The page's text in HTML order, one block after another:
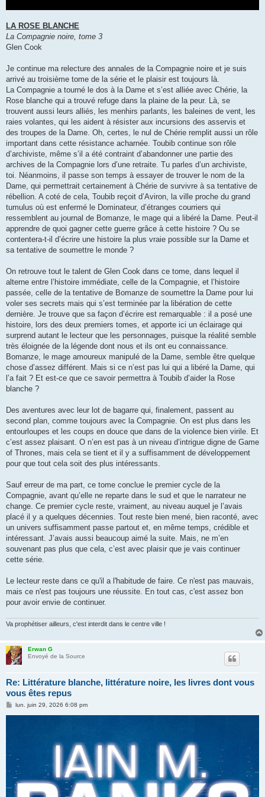
LA ROSE BLANCHE
La Compagnie noire, tome 3
Glen Cook
Je continue ma relecture des annales de la Compagnie noire et je suis
arrivé au troisième tome de la série et le plaisir est toujours là.
La Compagnie a tourné le dos à la Dame et s’est alliée avec Chérie, la
Rose blanche qui a trouvé refuge dans la plaine de la peur. Là, se
trouvent aussi leurs alliés, les menhirs parlants, les baleines de vent, les
raies volantes, qui les aident à résister aux incursions des asservis et
des troupes de la Dame. Oh, certes, le nul de Chérie remplit aussi un rôle
important dans cette résistance acharnée. Toubib continue son rôle
d’archiviste, même s’il a été contraint d’abandonner une partie des
archives de la Compagnie lors d’une retraite. Tu parles d’un archiviste,
toi. Néanmoins, il passe son temps à essayer de trouver le nom de la
Dame, qui permettrait certainement à Chérie de survivre à sa tentative de
rébellion. A coté de cela, Toubib reçoit d’Aviron, la ville proche du grand
tumulus où est enfermé le Dominateur, d’étranges courriers qui
ressemblent au journal de Bomanze, le mage qui a libéré la Dame. Peut-il
apprendre de quoi gagner cette guerre grâce à cette histoire ? Ou se
contentera-t-il d’écrire une histoire la plus vraie possible sur la Dame et
sa tentative de soumettre le monde ?
On retrouve tout le talent de Glen Cook dans ce tome, dans lequel il
alterne entre l’histoire immédiate, celle de la Compagnie, et l’histoire
passée, celle de la tentative de Bomanze de soumettre la Dame pour lui
voler ses secrets mais qui s’est terminée par la libération de cette
dernière. Je trouve que sa façon d’écrire est remarquable : il a posé une
histoire, lors des deux premiers tomes, et apporte ici un éclairage qui
surprend autant le lecteur que les personnages, puisque la réalité semble
très éloignée de la légende dont nous et ils ont eu connaissance.
Bomanze, le mage amoureux manipulé de la Dame, semble être quelque
chose d’assez différent. Mais si ce n’est pas lui qui a libéré la Dame, qui
l’a fait ? Et est-ce que ce savoir permettra à Toubib d’aider la Rose
blanche ?
Des aventures avec leur lot de bagarre qui, finalement, passent au
second plan, comme toujours avec la Compagnie. On est plus dans les
entourloupes et les coups en douce que dans de la violence bien virile. Et
c’est assez plaisant. O n’en est pas à un niveau d’intrigue digne de Game
of Thrones, mais cela se tient et il y a suffisamment de développement
pour que tout cela soit des plus intéressants.
Sauf erreur de ma part, ce tome conclue le premier cycle de la
Compagnie, avant qu’elle ne reparte dans le sud et que le narrateur ne
change. Ce premier cycle reste, vraiment, au niveau auquel je l’avais
placé il y a quelques décennies. Tout reste bien mené, bien raconté, avec
un univers suffisamment passe partout et, en même temps, crédible et
intéressant. J’avais aussi beaucoup aimé la suite. Mais, ne m’en
souvenant pas plus que cela, c’est avec plaisir que je vais continuer
cette série.
Le lecteur reste dans ce qu'il a l'habitude de faire. Ce n'est pas mauvais,
mais ce n'est pas toujours une réussite. En tout cas, c'est assez bon
pour avoir envie de continuer.
Va prophétiser ailleurs, c'est interdit dans le centre ville !
Erwan G
Envoyé de la Source
Re: Littérature blanche, littérature noire, les livres dont vous
vous êtes repus
Mlun. juin 29, 2026 6:08 pm